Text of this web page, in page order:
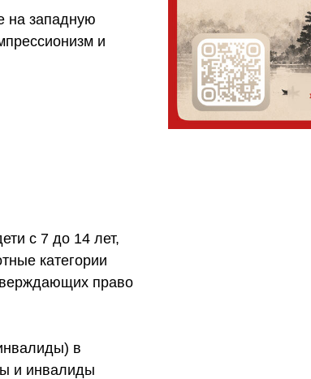
на западную
и
с 7 до 14 лет,
категории
право
в
и инвалиды